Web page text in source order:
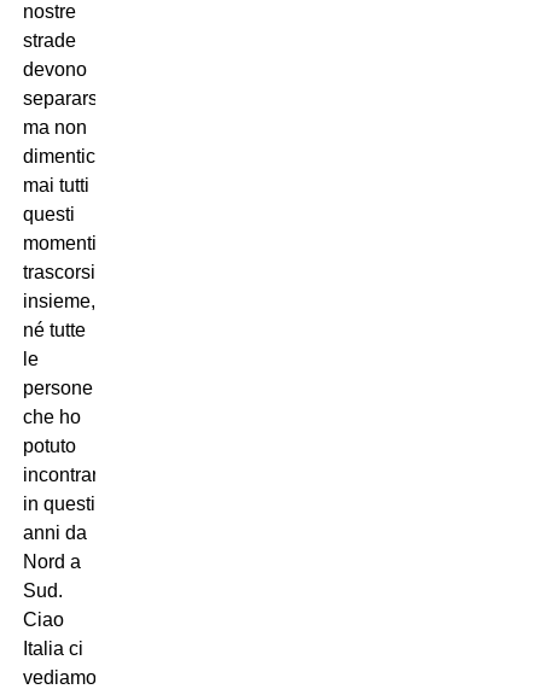
nostre
strade
devono
separarsi,
ma non
dimenticherò
mai tutti
questi
momenti
trascorsi
insieme,
né tutte
le
persone
che ho
potuto
incontrare
in questi
anni da
Nord a
Sud.
Ciao
Italia ci
vediamo